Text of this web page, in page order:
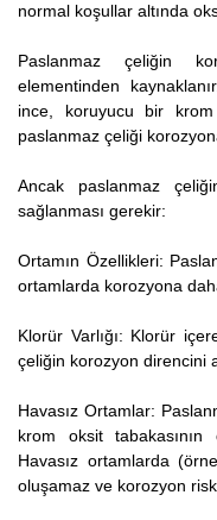
normal koşullar altında
Paslanmaz çeliğin
elementinden
ince, koruyucu bir krom
paslanmaz çeliği
Ancak paslanmaz
sağlanması gerekir:
Ortamın Özellikleri:
ortamlarda korozyona
Klorür Varlığı: Klorür
çeliğin korozyon direncini
Havasız Ortamlar:
krom oksit
Havasız ortamlarda
oluşamaz ve korozyon